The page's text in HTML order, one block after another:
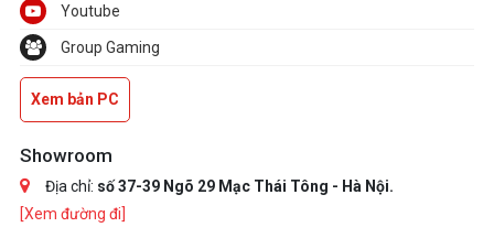
Youtube
Group Gaming
Xem bản PC
Showroom
Địa chỉ: số 37-39 Ngõ 29 Mạc Thái Tông - Hà Nội.
[Xem đường đi]